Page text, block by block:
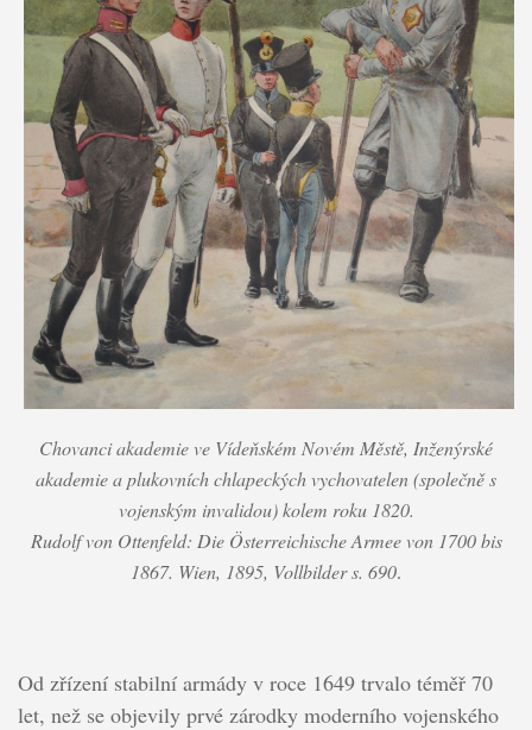
Chovanci akademie ve Vídeňském Novém Městě, Inženýrské
akademie a plukovních chlapeckých vychovatelen (společně s
vojenským invalidou) kolem roku 1820.
Rudolf von Ottenfeld: Die Österreichische Armee von 1700 bis
1867. Wien, 1895, Vollbilder s. 690.
Od zřízení stabilní armády v roce 1649 trvalo téměř 70
let, než se objevily prvé zárodky moderního vojenského